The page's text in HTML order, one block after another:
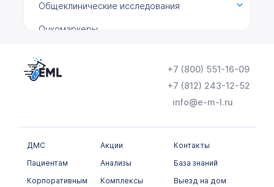
Общеклинические исследования
Онкомаркеры
Цитологические исследования
+7 (800) 551-16-09
+7 (812) 243-12-52
info@e-m-l.ru
ДМС
Пациентам
Корпоративным
Акции
Анализы
Комплексы
Контакты
База знаний
Выезд на дом